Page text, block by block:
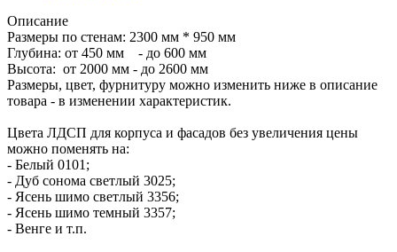
Описание
Размеры по стенам: 2300 мм * 950 мм
Глубина: от 450 мм - до 600 мм
Высота: от 2000 мм - до 2600 мм
Размеры, цвет, фурнитуру можно изменить ниже в описание
товара - в изменении характеристик.
Цвета ЛДСП для корпуса и фасадов без увеличения цены
можно поменять на:
- Белый 0101;
- Дуб сонома светлый 3025;
- Ясень шимо светлый 3356;
- Ясень шимо темный 3357;
- Венге и т.п.